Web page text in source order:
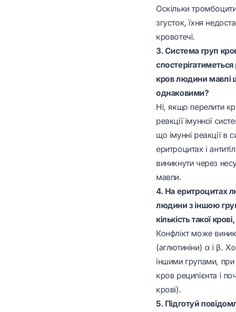
Оскільки
згусток, їхня
кровотечі.
3. Система груп
кров людини мавпі
однаковими?
Ні, якщо перелити
реакції імунної
що імунні реакції в
еритроцитах і
виникнути через
мавпи.
4. На еритроцитах
людини з іншою
кількість такої
Конфлікт може
(аглютиніни) α і β.
іншими групами, при
кров реципієнта і
крові).
5. Підготуй